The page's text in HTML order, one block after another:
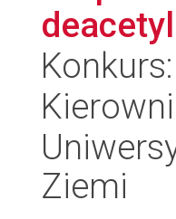
Konkurs:
Ziemi